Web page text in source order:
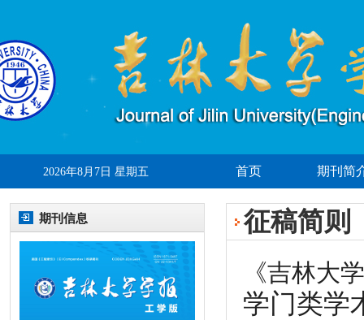
2026年8月7日 星期五 首页 期刊简
期刊信息 征稿简则
《吉林大
学门类学